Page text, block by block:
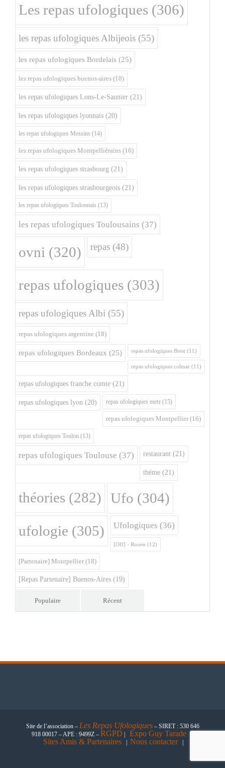
Les repas ufologiques (306)
les repas ufologiques Albijeois (55)
les repas ufologiques Bordelais (25)
les repas ufologiques buenos-aires (18)
les repas ufologiques Lons-Le-Saunier (21)
les repas ufologiques lyonnais (20)
les repas ufologiques Messins (14)
les repas ufologiques Montpelliérains (16)
les repas ufologiques strasbourg (21)
les repas ufologiques strasbourgeois (21)
les repas ufologiques Toulonnais (13)
les repas ufologiques Toulousains (37)
ovni (320) repas (48)
repas ufologiques (303)
repas ufologiques Albi (55)
repas ufologiques argentine (18)
repas ufologiques Bordeaux (25) repas ufologiques Brest (11)
repas ufologiques colmar (11)
repas ufologiques franche comte (21)
repas ufologiques lyon (20) repas ufologiques metz (15)
repas ufologiques Montpellier (16)
repas ufologiques Toulon (13)
repas ufologiques Toulouse (37) restaurant (21)
théme (21)
théories (282) Ufo (304)
ufologie (305) Ufologiques (36)
[Off] - Rouen (12)
[Partenaire] Montpellier (18)
[Repas Partenaire] Buenos-Aires (19)
Populaire Récent
Site de l’association – Les Repas Ufologiques– SIRET : 530 646
918 00017 – APE : 9499Z – RGPD Expo Guy Tarade
Sites Amis & Partenaires Nous contacter|